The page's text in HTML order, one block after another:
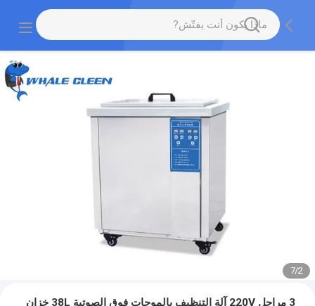
2
/
7
3 مراحل 220V آلة التنظيف بالموجات فوق الصوتية 38L خزان